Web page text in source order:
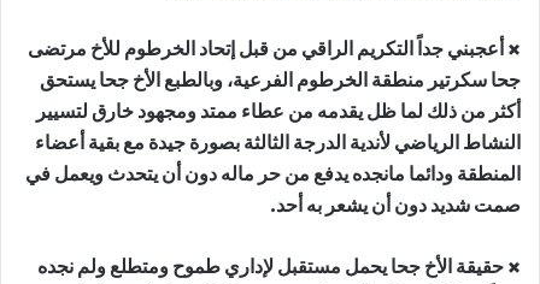
× أعجبني جداً التكريم الراقي من قبل إتحاد الخرطوم للأخ مرتضى
جحا سكرتير منطقة الخرطوم الفرعية، وبالطبع الأخ جحا يستحق
أكثر من ذلك لما ظل يقدمه من عطاء ممتد ومجهود خارق لتسيير
النشاط الرياضي لأندية الدرجة الثالثة بصورة جيدة مع بقية أعضاء
المنطقة ودائما مانجده يدفع من حر ماله دون أن يتحدث ويعمل في
صمت شديد دون أن يشعر به أحد.
× حقيقة الأخ جحا يحمل مستقبل لإداري طموح ومتطلع ولم نجده